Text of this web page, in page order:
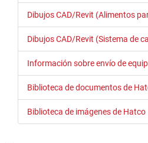
Dibujos CAD/Revit (Alimentos
Dibujos CAD/Revit (Sistema de
Información sobre envío de
Biblioteca de documentos de
Biblioteca de imágenes de Hatco